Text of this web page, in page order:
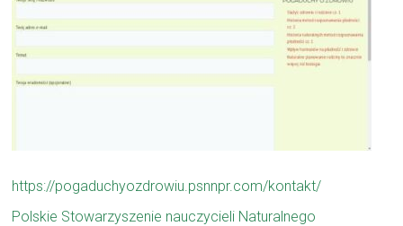
https://pogaduchyozdrowiu.psnnpr.com/kontakt/
Polskie Stowarzyszenie nauczycieli Naturalnego